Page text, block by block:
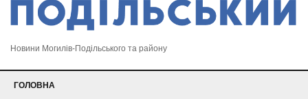
Новини Могилів-Подільського та району
ГОЛОВНА